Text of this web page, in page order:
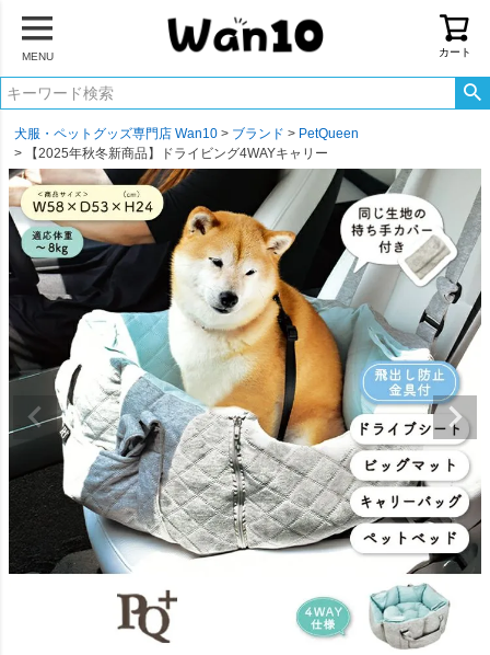
MENU カート
犬服・ペットグッズ専門店 Wan10 ブランド
PetQueen
【2025年秋冬新商品】ドライビング4WAYキャリー